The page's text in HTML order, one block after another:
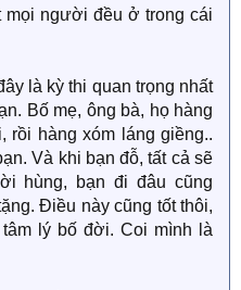
mọi người đều ở trong cái
là kỳ thi quan trọng nhất
Bố mẹ, ông bà, họ hàng
rồi hàng xóm láng giềng..
Và khi bạn đỗ, tất cả sẽ
hùng, bạn đi đâu cũng
Điều này cũng tốt thôi,
lý bố đời. Coi mình là